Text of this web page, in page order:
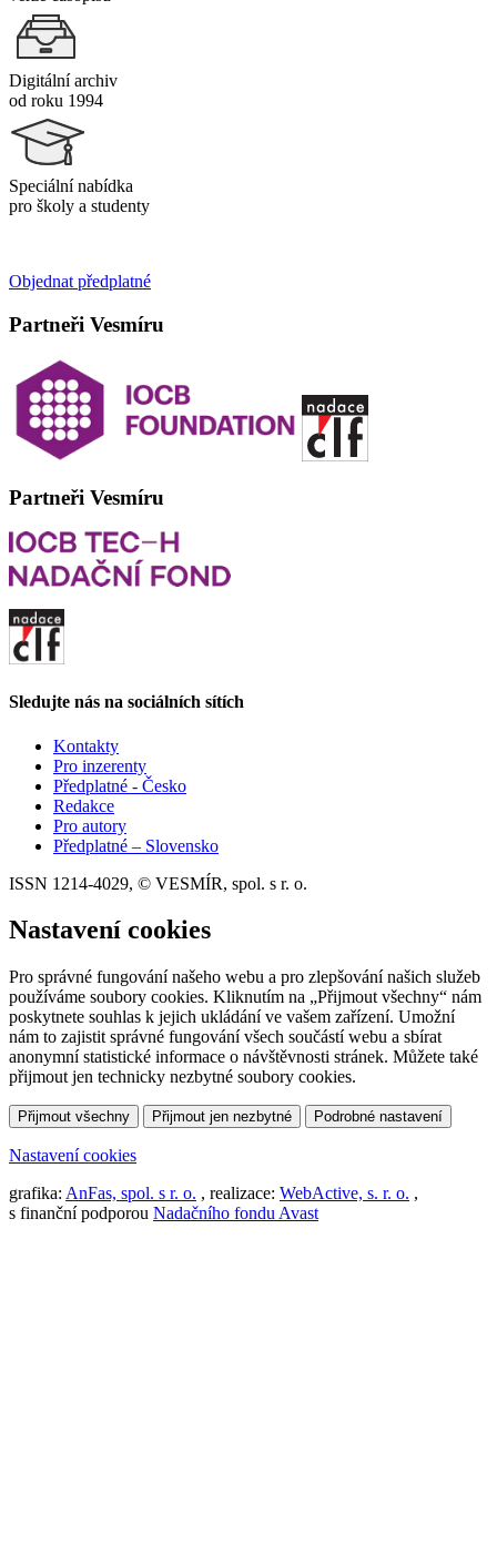
Digitální archiv
od roku 1994
Speciální nabídka
pro školy a studenty
Objednat předplatné
Partneři Vesmíru
Partneři Vesmíru
Sledujte nás na sociálních sítích
Kontakty
Pro inzerenty
Předplatné - Česko
Redakce
Pro autory
Předplatné – Slovensko
ISSN 1214-4029, © VESMÍR, spol. s r. o.
Nastavení cookies
Pro správné fungování našeho webu a pro zlepšování našich služeb
používáme soubory cookies. Kliknutím na „Přijmout všechny“ nám
poskytnete souhlas k jejich ukládání ve vašem zařízení. Umožní
nám to zajistit správné fungování všech součástí webu a sbírat
anonymní statistické informace o návštěvnosti stránek. Můžete také
přijmout jen technicky nezbytné soubory cookies.
Přijmout všechny Přijmout jen nezbytné Podrobné nastavení
Nastavení cookies
grafika: AnFas, spol. s r. o. , realizace: WebActive, s. r. o. ,
s finanční podporou Nadačního fondu Avast